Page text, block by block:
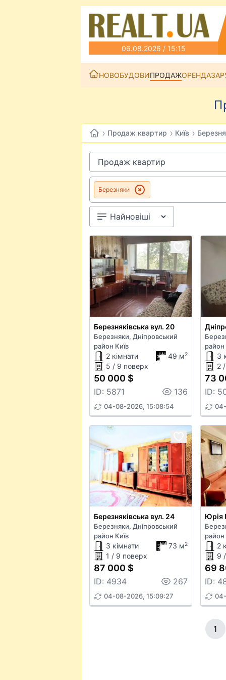
06.08.2026 / 15:15
НОВОБУДОВИПРОДАЖОРЕНДА
› Продаж квартир › Київ ›
Березняки
Березняківська вул. 20
Березняки, Дніпровський
район Київ
2 кімнати 49 м2
5 / 9 поверх
50 000 $
ID: 5871 136
04-08-2026, 15:08:54
район
3
2
73
ID:
Березняківська вул. 24
Березняки, Дніпровський
район Київ
3 кімнати 73 м2
1 / 9 поверх
87 000 $
ID: 4934 267
04-08-2026, 15:09:27
Юрія
район
2
9
69
ID:
1